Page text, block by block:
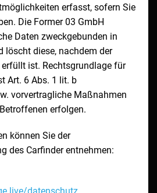
erfasst, sofern Sie
Die Former 03 GmbH
Daten zweckgebunden in
löscht diese, nachdem der
ist. Rechtsgrundlage für
Art. 6 Abs. 1 lit. b
vorvertragliche Maßnahmen
erfolgen.
können Sie der
des Carfinder entnehmen: